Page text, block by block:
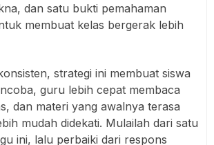
dan satu bukti pemahaman
membuat kelas bergerak lebih
strategi ini membuat siswa
guru lebih cepat membaca
dan materi yang awalnya terasa
mudah didekati. Mulailah dari satu
ini, lalu perbaiki dari respons